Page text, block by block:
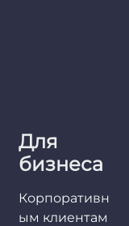
Для
бизнеса
Корпоративн
ым клиентам